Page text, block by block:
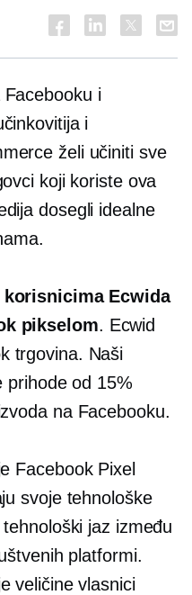
i
i
želi učiniti sve
koji koriste ova
dosegli idealne
Ecwida
pikselom. Ecwid
trgovina. Naši
prihode od 15%
na Facebooku.
Facebook Pixel
svoje tehnološke
jaz između
platformi.
veličinevlasnici